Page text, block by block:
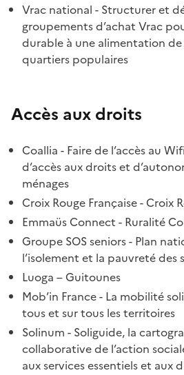
Vrac national - Structurer et
groupements d’achat Vrac
durable à une alimentation
quartiers populaires
Accès aux droits
Coallia - Faire de l’accès au
d’accès aux droits et
ménages
Croix Rouge Française - Croix
Emmaüs Connect - Ruralité
Groupe SOS seniors - Plan
l’isolement et la pauvreté des
Luoga – Guitounes
Mob’in France - La mobilité
tous et sur tous les territoires
Solinum - Soliguide, la
collaborative de l’action
aux services essentiels et aux